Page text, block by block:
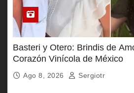
Basteri y Otero: Brindis de
Corazón Vinícola de México
Ago 8, 2026 Sergiotr